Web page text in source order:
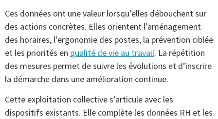
Ces données ont une valeur lorsqu’elles débouchent sur
des actions concrètes. Elles orientent l’aménagement
des horaires, l’ergonomie des postes, la prévention ciblée
et les priorités en qualité de vie au travail. La répétition
des mesures permet de suivre les évolutions et d’inscrire
la démarche dans une amélioration continue.
Cette exploitation collective s’articule avec les
dispositifs existants. Elle complète les données RH et les